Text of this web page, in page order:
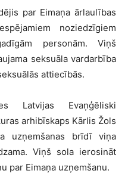
par Eimaņa ārlaulības
noziedzīgiem
personām. Viņš
seksuāla vardarbība
attiecībās.
Latvijas Evaņģēliski
arhibīskaps Kārlis Žols
uzņemšanas brīdī viņa
Viņš sola ierosināt
par Eimaņa uzņemšanu.